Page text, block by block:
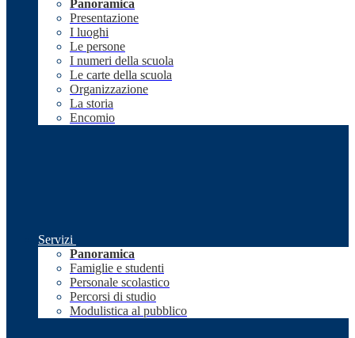
Panoramica
Presentazione
I luoghi
Le persone
I numeri della scuola
Le carte della scuola
Organizzazione
La storia
Encomio
Servizi
Panoramica
Famiglie e studenti
Personale scolastico
Percorsi di studio
Modulistica al pubblico